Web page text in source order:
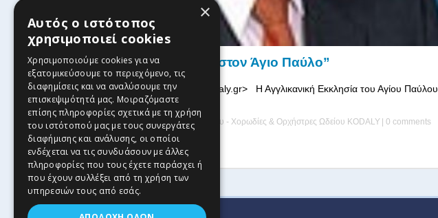
“2016 μουσικές στιγμές στον Άγιο Παύλο”
Kodaly Conservatory gr <info@kodaly.gr> Η Αγγλικανική Εκκλησία του Αγίου Παύλου
στο Σύνταγμα ...
26 Φεβρουαρίου, 2016 | byΩδείο Κόνταλυ - Χορωδίες & Ορχήστρες Ωδείου ΚΟDALY 0 comments
Read more
×
Αυτός ο ιστότοπος
χρησιμοποιεί cookies
Χρησιμοποιούμε cookies για να
εξατομικεύσουμε το περιεχόμενο, τις
διαφημίσεις και να αναλύσουμε την
επισκεψιμότητά μας. Μοιραζόμαστε
επίσης πληροφορίες σχετικά με τη χρήση
του ιστότοπού μας με τους συνεργάτες
διαφήμισης και ανάλυσης, οι οποίοι
ενδέχεται να τις συνδυάσουν με άλλες
πληροφορίες που τους έχετε παράσχει ή
που έχουν συλλέξει από τη χρήση των
υπηρεσιών τους από εσάς.